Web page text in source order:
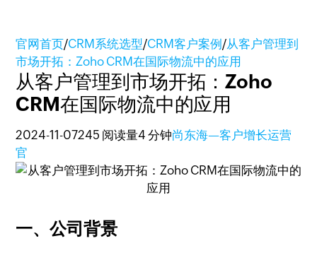
官网首页/CRM系统选型/CRM客户案例/从客户管理到
市场开拓：Zoho CRM在国际物流中的应用
从客户管理到市场开拓：Zoho
CRM在国际物流中的应用
2024-11-07245 阅读量4 分钟尚东海—客户增长运营
官
一、公司背景